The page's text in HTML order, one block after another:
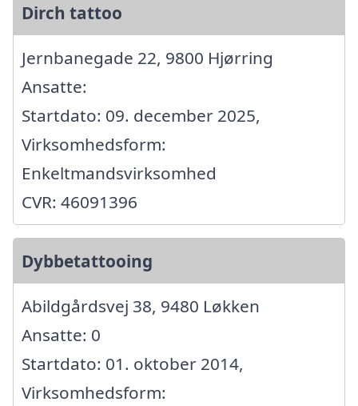
Dirch tattoo
Jernbanegade 22, 9800 Hjørring
Ansatte:
Startdato: 09. december 2025,
Virksomhedsform:
Enkeltmandsvirksomhed
CVR: 46091396
Dybbetattooing
Abildgårdsvej 38, 9480 Løkken
Ansatte: 0
Startdato: 01. oktober 2014,
Virksomhedsform: